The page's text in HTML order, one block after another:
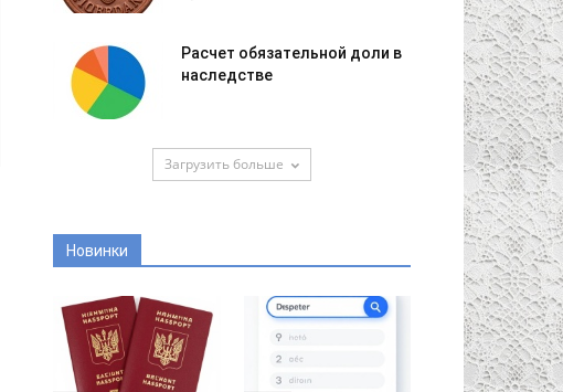
Расчет обязательной доли в
наследстве
Загрузить больше
Новинки